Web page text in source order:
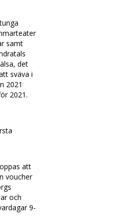
samt
det
sväva i
2021
2021.
att
voucher
och
9-